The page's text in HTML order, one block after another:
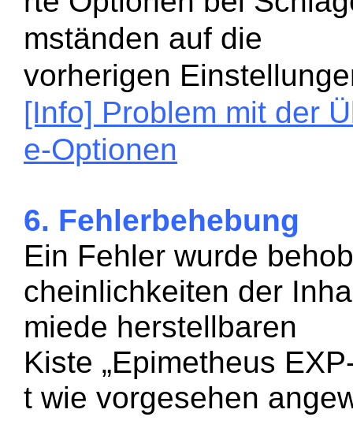
mständen auf die
vorherigen
[Info] Problem mit der
e-Optionen
6. Fehlerbehebung
Ein Fehler wurde
cheinlichkeiten der
miede herstellbaren
Kiste „Epimetheus
t wie vorgesehen